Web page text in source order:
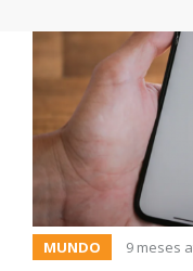
MUNDO 9 meses